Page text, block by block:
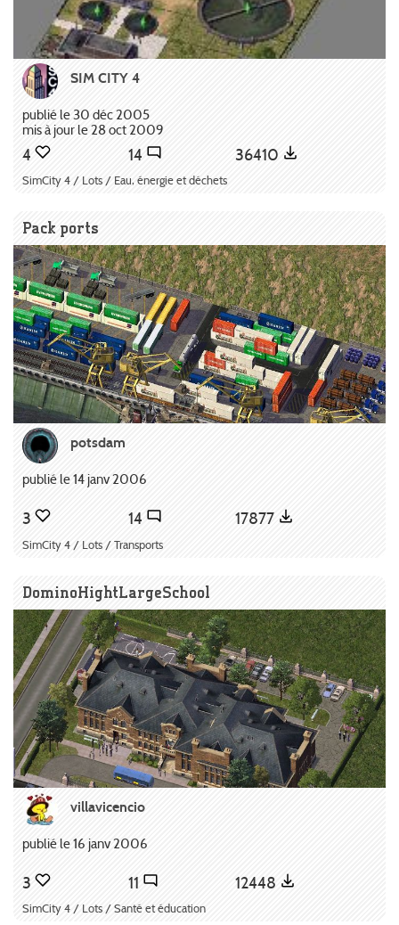
SIM CITY 4
publié le 30 déc 2005
mis à jour le 28 oct 2009
4 14 36410
SimCity 4 / Lots / Eau, énergie et déchets
Pack ports
potsdam
publié le 14 janv 2006
3 14 17877
SimCity 4 / Lots / Transports
DominoHightLargeSchool
villavicencio
publié le 16 janv 2006
3 11 12448
SimCity 4 / Lots / Santé et éducation